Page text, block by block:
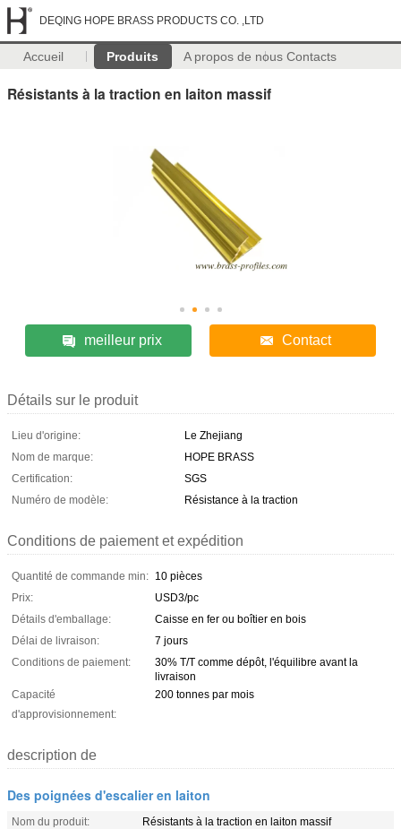
DEQING HOPE BRASS PRODUCTS CO. ,LTD
Accueil Produits A propos de nous Contacts
Résistants à la traction en laiton massif
meilleur prix Contact
Détails sur le produit
Lieu d'origine:
Le Zhejiang
Nom de marque:
HOPE BRASS
Certification:
SGS
Numéro de modèle:
Résistance à la traction
Conditions de paiement et expédition
Quantité de commande min: 10 pièces
Prix:
USD3/pc
Détails d'emballage:
Caisse en fer ou boîtier en bois
Délai de livraison:
7 jours
Conditions de paiement:
30% T/T comme dépôt, l'équilibre avant la
livraison
Capacité
d'approvisionnement:
200 tonnes par mois
description de
Des poignées d'escalier en laiton
Nom du produit:
Résistants à la traction en laiton massif